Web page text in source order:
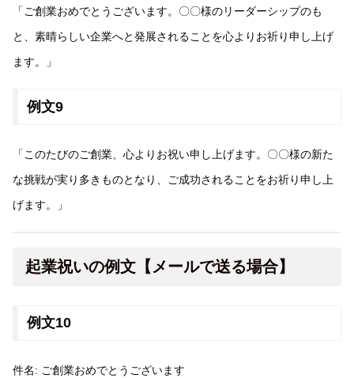
「ご創業おめでとうございます。〇〇様のリーダーシップのも
と、素晴らしい企業へと発展されることを心よりお祈り申し上げ
ます。」
例文9
「このたびのご創業、心よりお祝い申し上げます。〇〇様の新た
な挑戦が実り多きものとなり、ご成功されることをお祈り申し上
げます。」
起業祝いの例文【メールで送る場合】
例文10
件名: ご創業おめでとうございます